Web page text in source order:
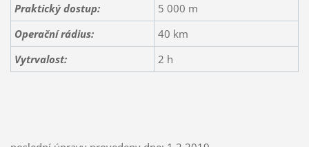
Praktický dostup:
5 000 m
Operační rádius:
40 km
Vytrvalost:
2 h